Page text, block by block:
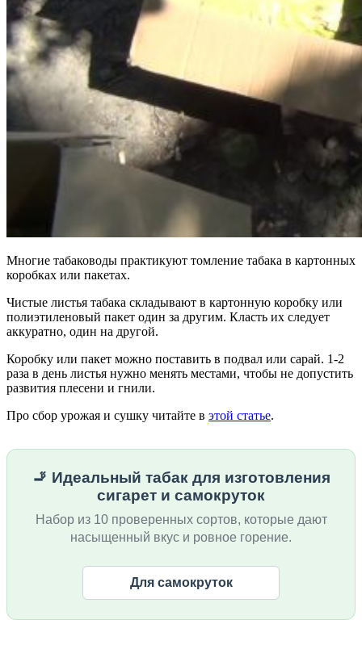
Многие табаководы практикуют томление табака в картонных
коробках или пакетах.
Чистые листья табака складывают в картонную коробку или
полиэтиленовый пакет один за другим. Класть их следует
аккуратно, один на другой.
Коробку или пакет можно поставить в подвал или сарай. 1-2
раза в день листья нужно менять местами, чтобы не допустить
развития плесени и гнили.
Про сбор урожая и сушку читайте в этой статье.
🚬 Идеальный табак для изготовления
сигарет и самокруток
Набор из 10 проверенных сортов, которые дают
насыщенный вкус и ровное горение.
Для самокруток